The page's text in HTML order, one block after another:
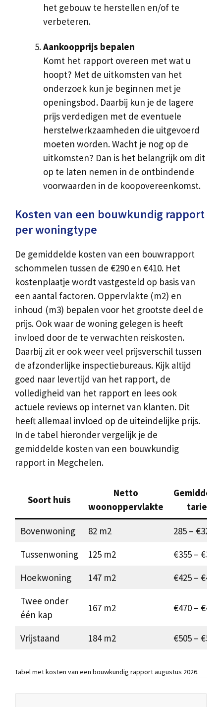
het gebouw te herstellen en/of te
verbeteren.
Aankoopprijs bepalen
Komt het rapport overeen met wat u
hoopt? Met de uitkomsten van het
onderzoek kun je beginnen met je
openingsbod. Daarbij kun je de lagere
prijs verdedigen met de eventuele
herstelwerkzaamheden die uitgevoerd
moeten worden. Wacht je nog op de
uitkomsten? Dan is het belangrijk om dit
op te laten nemen in de ontbindende
voorwaarden in de koopovereenkomst.
Kosten van een bouwkundig rapport
per woningtype
De gemiddelde kosten van een bouwrapport
schommelen tussen de €290 en €410. Het
kostenplaatje wordt vastgesteld op basis van
een aantal factoren. Oppervlakte (m2) en
inhoud (m3) bepalen voor het grootste deel de
prijs. Ook waar de woning gelegen is heeft
invloed door de te verwachten reiskosten.
Daarbij zit er ook weer veel prijsverschil tussen
de afzonderlijke inspectiebureaus. Kijk altijd
goed naar levertijd van het rapport, de
volledigheid van het rapport en lees ook
actuele reviews op internet van klanten. Dit
heeft allemaal invloed op de uiteindelijke prijs.
In de tabel hieronder vergelijk je de
gemiddelde kosten van een bouwkundig
rapport in Megchelen.
Soort huis
Netto
woonoppervlakte
tarief
Bovenwoning 82 m2
285 – €325
Tussenwoning
125 m2
€355 – €375
Hoekwoning
147 m2
€425 – €430
Twee onder
één kap
167 m2 €470 – €490
Vrijstaand 184 m2 €505 – €560
Tabel met kosten van een bouwkundig rapport augustus 2026.